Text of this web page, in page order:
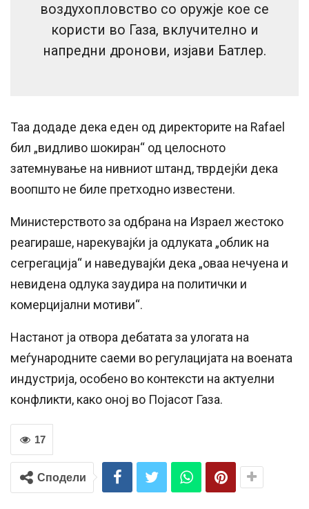
воздухопловство со оружје кое се
користи во Газа, вклучително и
напредни дронови, изјави Батлер.
Таа додаде дека еден од директорите на Rafael
бил „видливо шокиран“ од целосното
затемнување на нивниот штанд, тврдејќи дека
воопшто не биле претходно известени.
Министерството за одбрана на Израел жестоко
реагираше, нарекувајќи ја одлуката „облик на
сегрегација“ и наведувајќи дека „оваа нечуена и
невидена одлука заудира на политички и
комерцијални мотиви“.
Настанот ја отвора дебатата за улогата на
меѓународните саеми во регулацијата на воената
индустрија, особено во контексти на актуелни
конфликти, како оној во Појасот Газа.
17
Сподели